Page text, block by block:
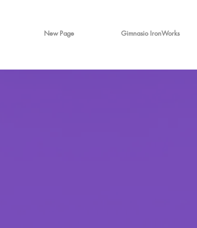
New Page Gimnasio IronWorks